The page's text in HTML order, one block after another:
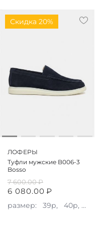
Скидка 20%
ЛОФЕРЫ
Туфли мужские B006-3
Bosso
7 600.00₽
6 080.00 ₽
размер: 39р, 40р, 41р,